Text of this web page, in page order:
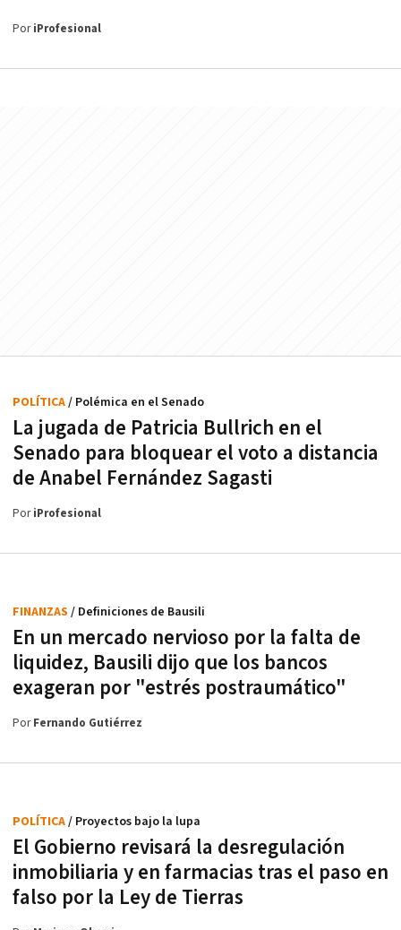
PoriProfesional
La jugada de Patricia Bullrich en el
Senado para bloquear el voto a distancia
de Anabel Fernández Sagasti
POLÍTICA/ Polémica en el Senado
PoriProfesional
En un mercado nervioso por la falta de
liquidez, Bausili dijo que los bancos
exageran por "estrés postraumático"
FINANZAS / Definiciones de Bausili
PorFernando Gutiérrez
El Gobierno revisará la desregulación
inmobiliaria y en farmacias tras el paso en
falso por la Ley de Tierras
POLÍTICA/ Proyectos bajo la lupa